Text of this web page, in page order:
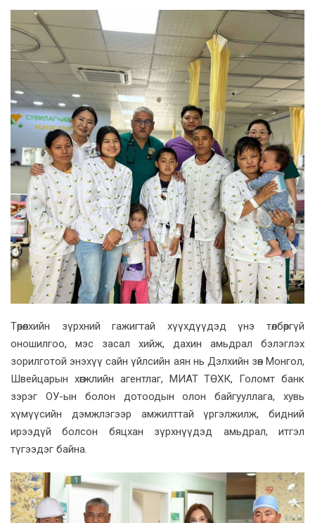
Төрөлхийн зүрхний гажигтай хүүхдүүдэд үнэ төлбөргүй
оношилгоо, мэс засал хийж, дахин амьдрал бэлэглэх
зорилготой энэхүү сайн үйлсийн аян нь Дэлхийн зөн Монгол,
Швейцарын хөгжлийн агентлаг, МИАТ ТӨХК, Голомт банк
зэрэг ОУ-ын болон дотоодын олон байгууллага, хувь
хүмүүсийн дэмжлэгээр амжилттай үргэлжилж, бидний
ирээдүй болсон бяцхан зүрхнүүдэд амьдрал, итгэл
түгээдэг байна.